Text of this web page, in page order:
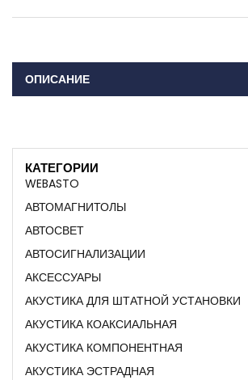
ОПИСАНИЕ
КАТЕГОРИИ
WEBASTO
АВТОМАГНИТОЛЫ
АВТОСВЕТ
АВТОСИГНАЛИЗАЦИИ
АКСЕССУАРЫ
АКУСТИКА ДЛЯ ШТАТНОЙ УСТАНОВКИ
АКУСТИКА КОАКСИАЛЬНАЯ
АКУСТИКА КОМПОНЕНТНАЯ
АКУСТИКА ЭСТРАДНАЯ